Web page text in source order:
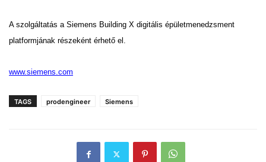
A szolgáltatás a Siemens Building X digitális épületmenedzsment
platformjának részeként érhető el.
www.siemens.com
TAGS prodengineer Siemens